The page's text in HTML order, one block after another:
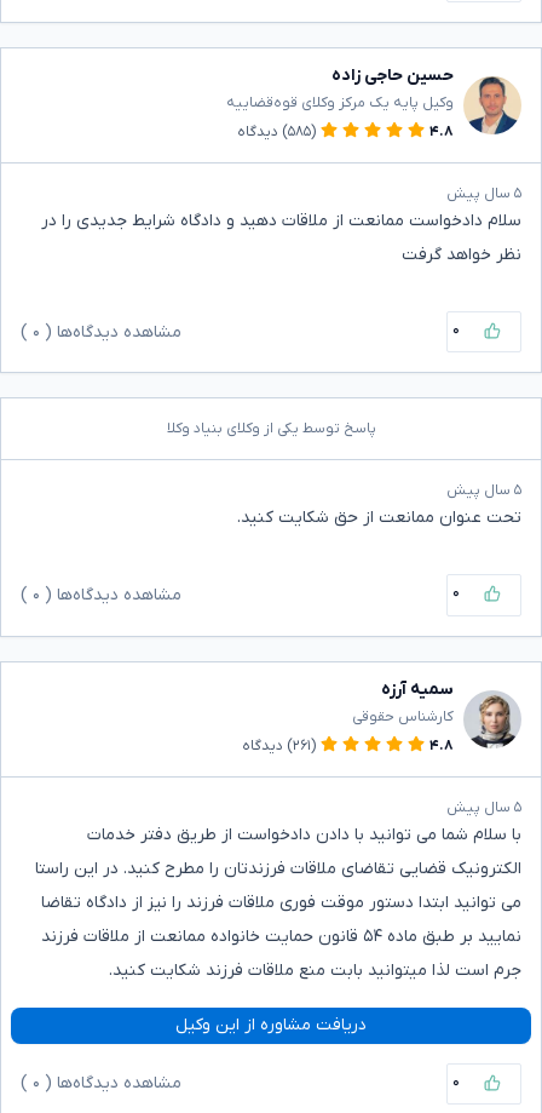
حسین حاجی زاده
وکیل پایه یک مرکز وکلای قوه‌قضاییه
۴.۸
(۵۸۵) دیدگاه
۵ سال پیش
سلام دادخواست ممانعت از ملاقات دهید و دادگاه شرایط جدیدی را در
نظر خواهد گرفت
۰ مشاهده دیدگاه‌ها ( ۰
پاسخ توسط یکی از وکلای بنیاد وکلا
۵ سال پیش
تحت عنوان ممانعت از حق شکایت کنید.
۰ مشاهده دیدگاه‌ها ( ۰
سمیه آرزه
کارشناس حقوقی
۴.۸
(۲۶۱) دیدگاه
۵ سال پیش
با سلام شما می توانید با دادن دادخواست از طریق دفتر خدمات
الکترونیک قضایی تقاضای ملاقات فرزندتان را مطرح کنید. در این راستا
می توانید ابتدا دستور موقت فوری ملاقات فرزند را نیز از دادگاه تقاضا
نمایید بر طبق ماده ۵۴ قانون حمایت خانواده ممانعت از ملاقات فرزند
جرم است لذا میتوانید بابت منع ملاقات فرزند شکایت کنید.
دریافت مشاوره از این وکیل
۰ مشاهده دیدگاه‌ها ( ۰